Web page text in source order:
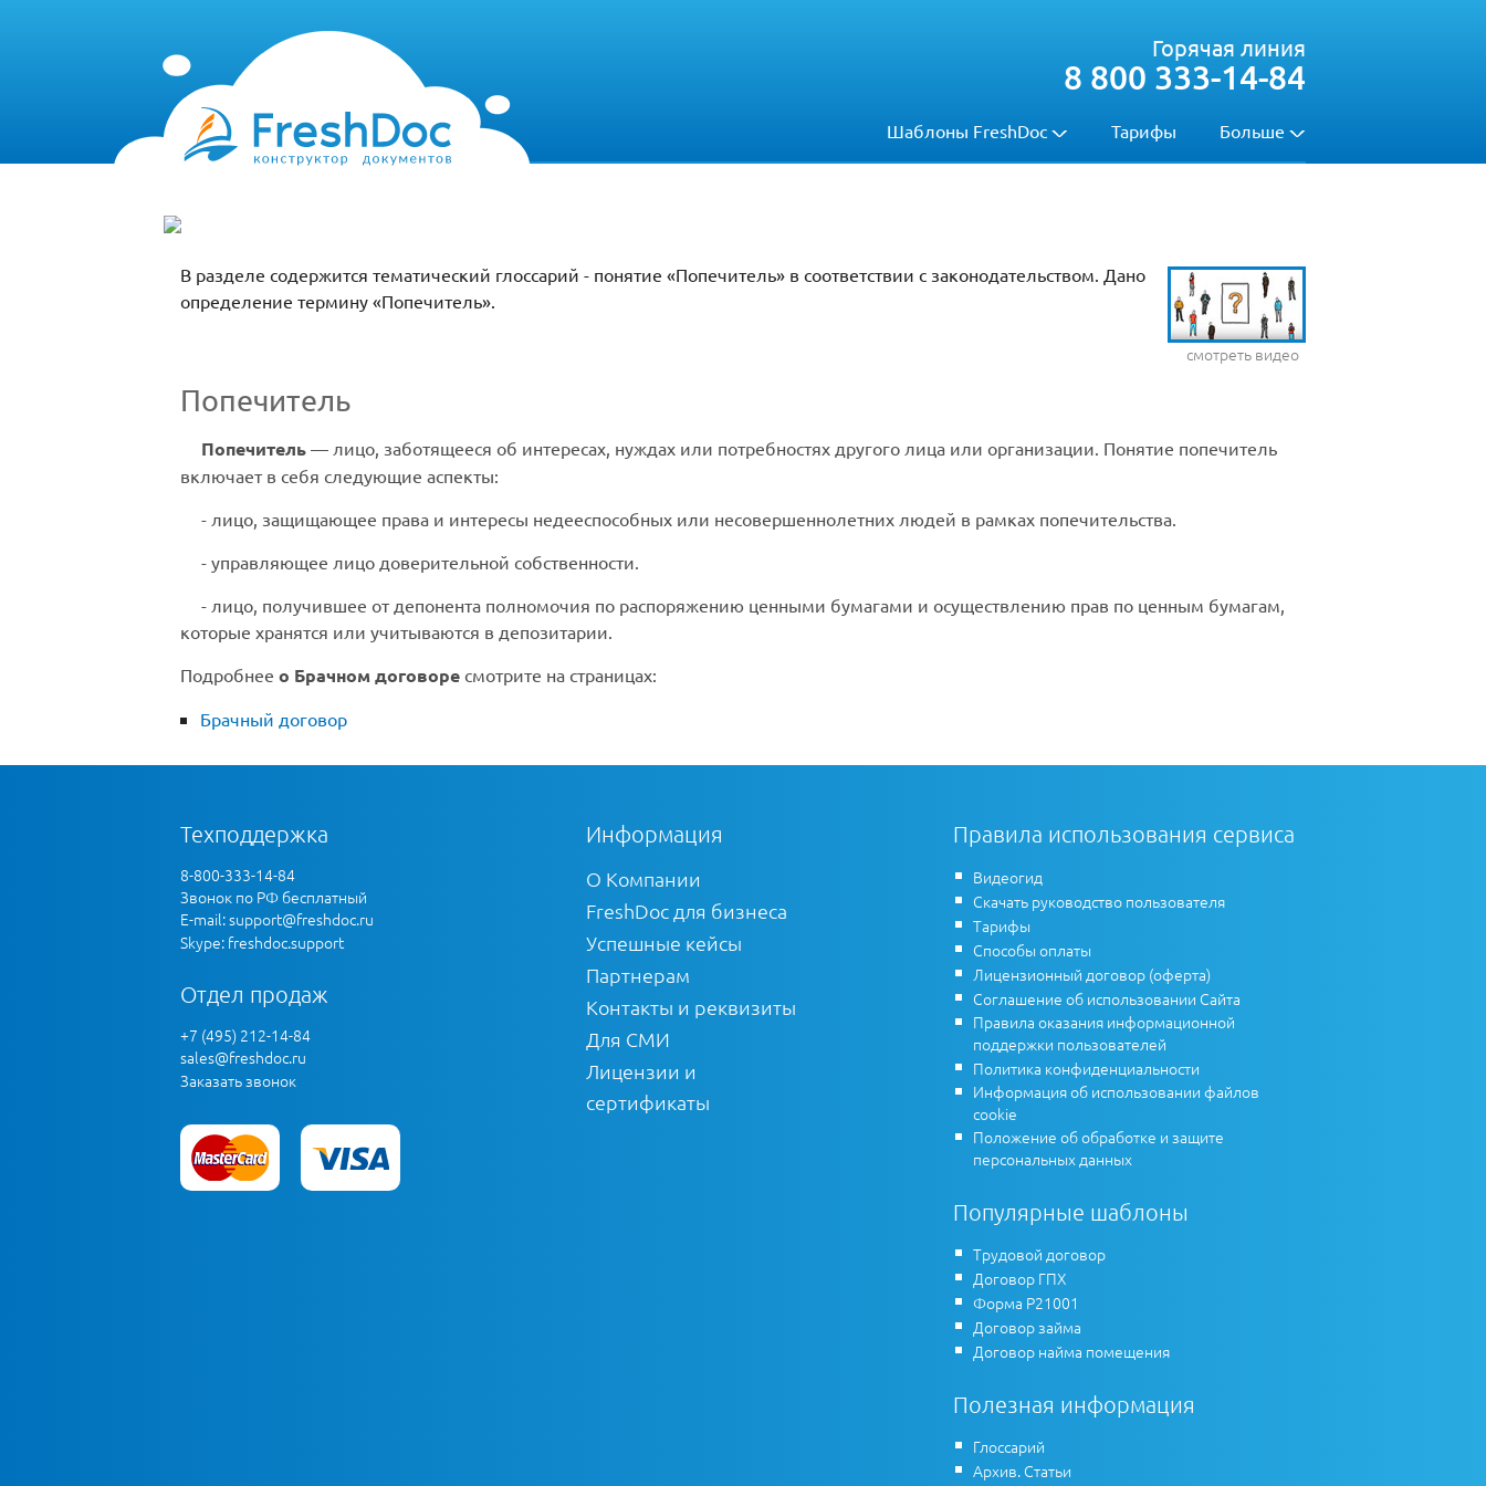
Шаблоны FreshDoc Тарифы Больше
Горячая линия
8 800 333-14-84
смотреть видео
В разделе содержится тематический глоссарий - понятие «Попечитель» в соответствии с законодательством. Дано
определение термину «Попечитель».
Попечитель
Попечитель — лицо, заботящееся об интересах, нуждах или потребностях другого лица или организации. Понятие попечитель
включает в себя следующие аспекты:
- лицо, защищающее права и интересы недееспособных или несовершеннолетних людей в рамках попечительства.
- управляющее лицо доверительной собственности.
- лицо, получившее от депонента полномочия по распоряжению ценными бумагами и осуществлению прав по ценным бумагам,
которые хранятся или учитываются в депозитарии.
Подробнее о Брачном договоре смотрите на страницах:
Брачный договор
Техподдержка
8-800-333-14-84
Звонок по РФ бесплатный
E-mail:support@freshdoc.ru
Skype: freshdoc.support
Отдел продаж
+7 (495) 212-14-84
sales@freshdoc.ru
Заказать звонок
Информация
О Компании
FreshDoc для бизнеса
Успешные кейсы
Партнерам
Контакты и реквизиты
Для СМИ
Лицензии и
сертификаты
Правила использования сервиса
Видеогид
Скачать руководство пользователя
Тарифы
Способы оплаты
Лицензионный договор (оферта)
Соглашение об использовании Сайта
Правила оказания информационной
поддержки пользователей
Политика конфиденциальности
Информация об использовании файлов
cookie
Положение об обработке и защите
персональных данных
Популярные шаблоны
Трудовой договор
Договор ГПХ
Форма Р21001
Договор займа
Договор найма помещения
Полезная информация
Глоссарий
Архив. Статьи